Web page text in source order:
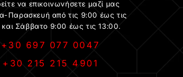
να επικοινωνήσετε μαζί μας
Παρασκευή από τις 9:00 έως τις
και Σάββατο 9:00 έως τις 13:00.
+30 697 077 0047
+30 215 215 4901